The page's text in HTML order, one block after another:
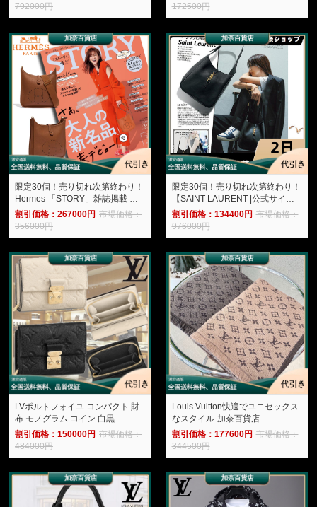
792000円
172500円
限定30個！売り切れ次第終わり！
Hermes 「STORY」雑誌掲載 高
垣麗子さんの愛用しているエルメ
スの大人気新作“Évelyne”バッグを
割引価格：267000円 市場価格：
356000円
限定30個！売り切れ次第終わり！
【SAINT LAURENT |公式サイト
は 】雑誌掲載 カサンドラ ホーボ
ーバッグ。-加奈百貨店
割引価格：134400円 市場価格：
976000円
LVポルトフォイユ コンパクト 財
布 モノグラム コイン 白黒
M80880/M81071-加奈百貨店
割引価格：150000円 市場価格：
484000円
Louis Vuitton快適でユニセックス
なスタイル-加奈百貨店
割引価格：177600円 市場価格：
344500円